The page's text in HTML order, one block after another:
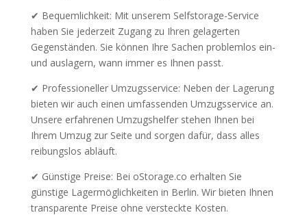
✔ Bequemlichkeit: Mit unserem Selfstorage-Service
haben Sie jederzeit Zugang zu Ihren gelagerten
Gegenständen. Sie können Ihre Sachen problemlos ein-
und auslagern, wann immer es Ihnen passt.
✔ Professioneller Umzugsservice: Neben der Lagerung
bieten wir auch einen umfassenden Umzugsservice an.
Unsere erfahrenen Umzugshelfer stehen Ihnen bei
Ihrem Umzug zur Seite und sorgen dafür, dass alles
reibungslos abläuft.
✔ Günstige Preise: Bei oStorage.co erhalten Sie
günstige Lagermöglichkeiten in Berlin. Wir bieten Ihnen
transparente Preise ohne versteckte Kosten.